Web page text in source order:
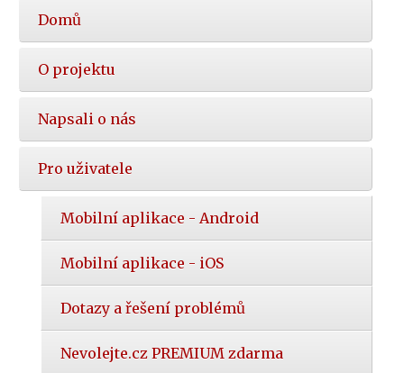
Hlavní
nabídka
Domů
O projektu
Napsali o nás
Pro uživatele
Mobilní aplikace - Android
Mobilní aplikace - iOS
Dotazy a řešení problémů
Nevolejte.cz PREMIUM zdarma